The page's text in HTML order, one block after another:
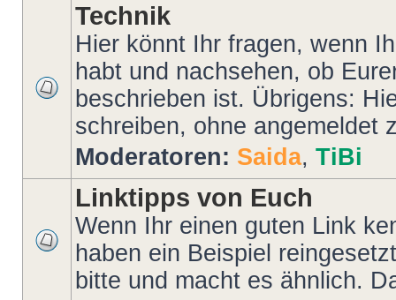
Technik
Hier könnt Ihr fragen, wenn
habt und nachsehen, ob
beschrieben ist. Übrigens:
schreiben, ohne angemeldet
Moderatoren: Saida, TiBi
Linktipps von Euch
Wenn Ihr einen guten Link
haben ein Beispiel
bitte und macht es ähnlich.